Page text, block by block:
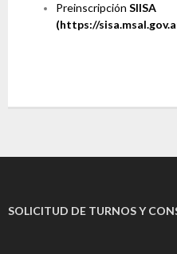
Preinscripción SIISA
(https://
SOLICITUD DE TURNOS Y